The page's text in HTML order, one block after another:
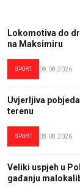
Lokomotiva do
na Maksimiru
SPORT 08.08.2026.
Uvjerljiva
terenu
SPORT 08.08.2026.
Veliki uspjeh u
gađanju